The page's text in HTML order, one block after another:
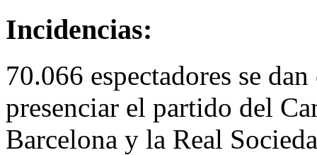
Incidencias:
70.066 espectadores se
presenciar el partido del
Barcelona y la Real